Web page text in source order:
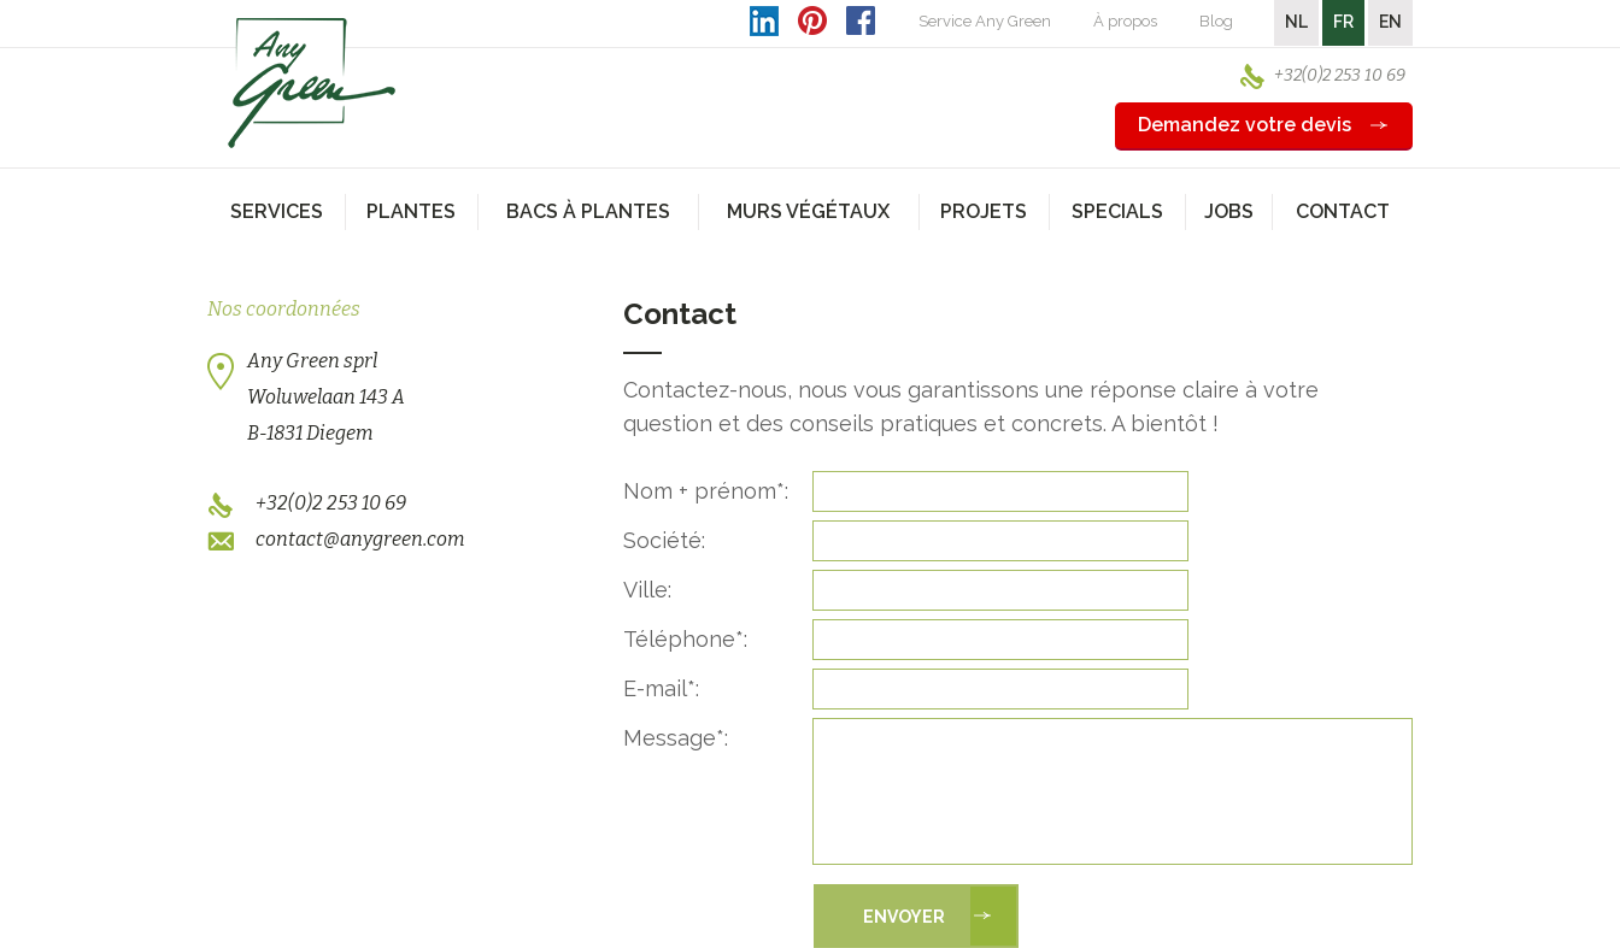
Service Any Green À propos Blog NL FR EN
+32(0)2 253 10 69
Demandez votre devis
SERVICES PLANTES BACS À PLANTES MURS VÉGÉTAUX PROJETS SPECIALS JOBS CONTACT
Contact
Contactez-nous, nous vous garantissons une réponse claire à votre
question et des conseils pratiques et concrets. A bientôt !
Nom + prénom*:
Société:
Ville:
Téléphone*:
E-mail*:
Message*:
Nos coordonnées
Any Green sprl
Woluwelaan 143 A
B-1831 Diegem
+32(0)2 253 10 69
contact@anygreen.com